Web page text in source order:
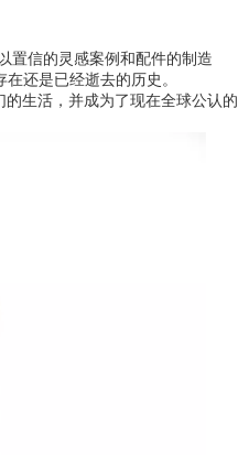
置信的灵感案例和配件的制造
还是已经逝去的历史。
生活，并成为了现在全球公认的